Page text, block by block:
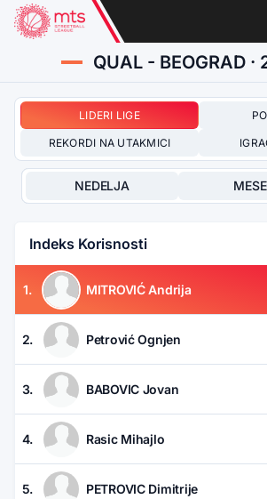
QUAL - BEOGRAD ·
LIDERI LIGE
REKORDI NA UTAKMICI
NEDELJA
Indeks Korisnosti
1. MITROVIĆ Andrija
2. Petrović Ognjen
3. BABOVIC Jovan
4. Rasic Mihajlo
5. PETROVIC Dimitrije